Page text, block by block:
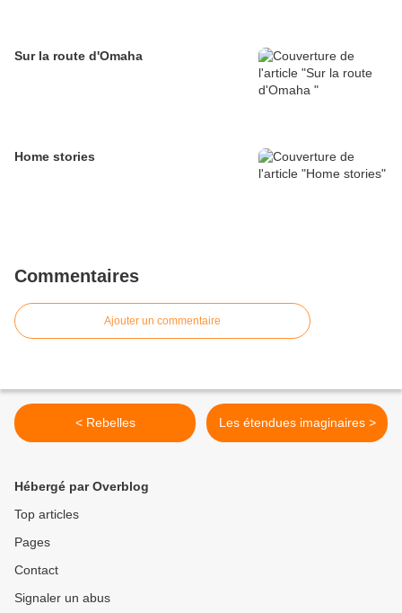
Sur la route d'Omaha
Home stories
Commentaires
Ajouter un commentaire
< Rebelles Les étendues imaginaires >
Hébergé par Overblog
Top articles
Pages
Contact
Signaler un abus